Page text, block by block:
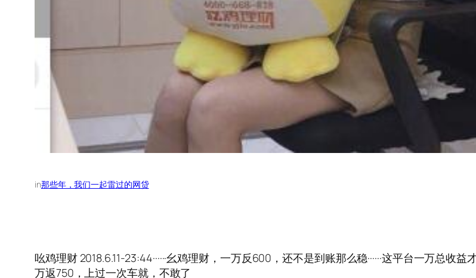
in那些年，我们一起雷过的网贷
吆鸡理财 2018.6.11-23:44······幺鸡理财，一万反600，还不是到账那么稳······这平台一万总收
万返750，上过一次车就，不敢了